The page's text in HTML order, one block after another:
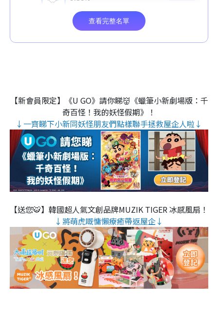
【新會員限定】《U GO》請你睇👹《蠟筆小新劇場版：千
奇百怪！我的妖怪假期》！
↓一齊睇下小新同妖怪朋友們點樣聯手拯救屋企人啦↓
【送您🐯】韓國超人氣文創品牌MUZIK TIGER 冰感風扇！
↓將萌虎嘅慵懶療癒帶返屋企↓